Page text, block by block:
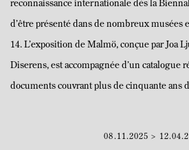
reconnaissance internationale dès la
d’être présenté dans de nombreux musées
14. L’exposition de Malmö, conçue par Joa
Diserens, est accompagnée d’un catalogue
documents couvrant plus de cinquante ans
08.11.2025 >